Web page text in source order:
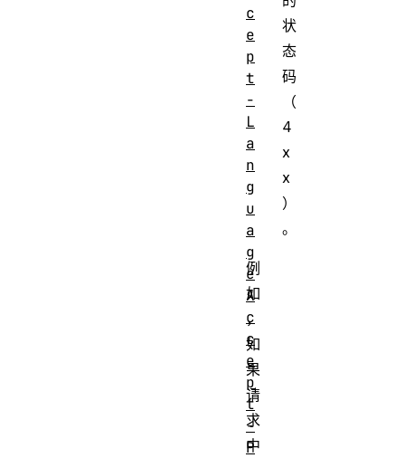
状
态
码
（
4
x
x
）
。
例
如
，
如
果
请
求
中
c
e
p
t
-
L
a
n
g
u
a
g
e
A
c
c
e
p
t
-
P